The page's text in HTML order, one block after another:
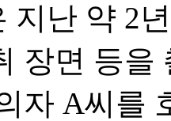
지난 약 2
장면 등을
자 A씨를